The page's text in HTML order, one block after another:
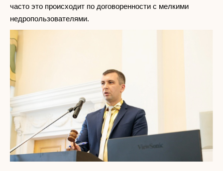
часто это происходит по договоренности с мелкими
недропользователями.